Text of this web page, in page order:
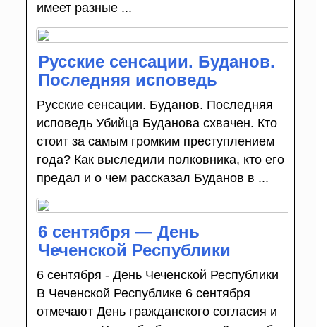
имеет разные ...
Русские сенсации. Буданов.
Последняя исповедь
Русские сенсации. Буданов. Последняя
исповедь Убийца Буданова схвачен. Кто
стоит за самым громким преступлением
года? Как выследили полковника, кто его
предал и о чем рассказал Буданов в ...
6 сентября — День
Чеченской Республики
6 сентября - День Чеченской Республики
В Чеченской Республике 6 сентября
отмечают День гражданского согласия и